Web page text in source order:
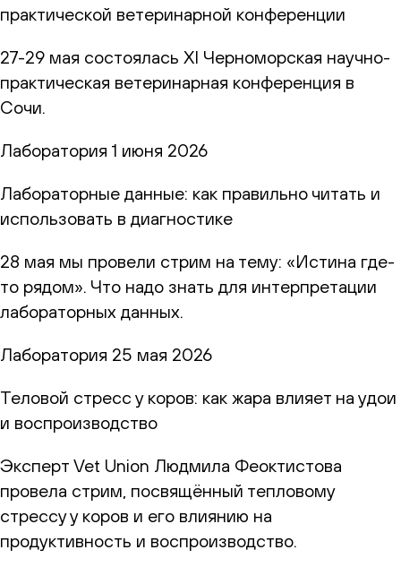
практической ветеринарной конференции
27-29 мая состоялась XI Черноморская научно-
практическая ветеринарная конференция в
Сочи.
Лаборатория 1 июня 2026
Лабораторные данные: как правильно читать и
использовать в диагностике
28 мая мы провели стрим на тему: «Истина где-
то рядом». Что надо знать для интерпретации
лабораторных данных.
Лаборатория 25 мая 2026
Теловой стресс у коров: как жара влияет на удои
и воспроизводство
Эксперт Vet Union Людмила Феоктистова
провела стрим, посвящённый тепловому
стрессу у коров и его влиянию на
продуктивность и воспроизводство.